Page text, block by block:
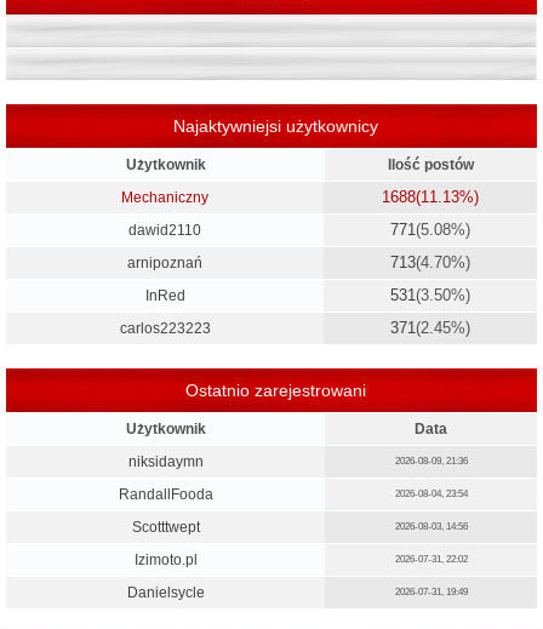
Najaktywniejsi użytkownicy
Użytkownik
Ilość postów
Mechaniczny
1688(11.13%)
dawid2110 771 (5.08%)
arnipoznań 713(4.70%)
InRed 531 (3.50%)
carlos223223 371 (2.45%)
Ostatnio zarejestrowani
Użytkownik
Data
niksidaymn
2026-08-09, 21:36
RandallFooda 2026-08-04, 23:54
Scotttwept 2026-08-03, 14:56
Izimoto.pl 2026-07-31, 22:02
Danielsycle 2026-07-31, 19:49